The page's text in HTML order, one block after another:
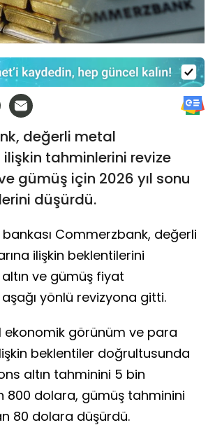
değerli metal
tahminlerini revize
gümüş için 2026 yıl sonu
düşürdü.
bankası Commerzbank, değerli
ilişkin beklentilerini
ve gümüş fiyat
yönlü revizyona gitti.
ekonomik görünüm ve para
beklentiler doğrultusunda
altın tahminini 5 bin
800 dolara, gümüş tahminini
80 dolara düşürdü.